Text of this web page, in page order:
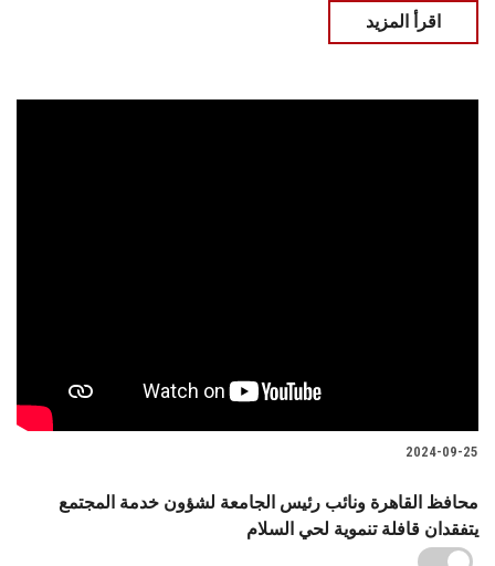
اقرأ المزيد
2024-09-25
محافظ القاهرة ونائب رئيس الجامعة لشؤون خدمة المجتمع
يتفقدان قافلة تنموية لحي السلام